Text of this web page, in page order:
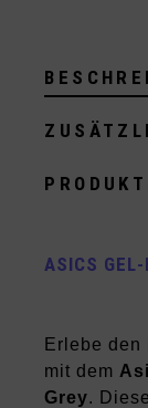
ASICS GEL-
Erlebe den
mit dem
Grey.